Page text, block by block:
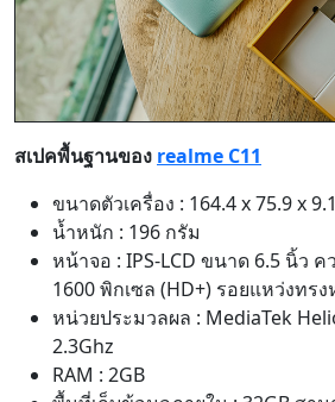
สเปคพื้นฐานของ realme C11
ขนาดตัวเครื่อง : 164.4 x 75.9 x
น้ำหนัก : 196 กรัม
หน้าจอ : IPS-LCD ขนาด 6.5 นิ้ว ค
1600 พิกเซล (HD+) รอยแหว่งทร
หน่วยประมวลผล : MediaTek
2.3Ghz
RAM : 2GB